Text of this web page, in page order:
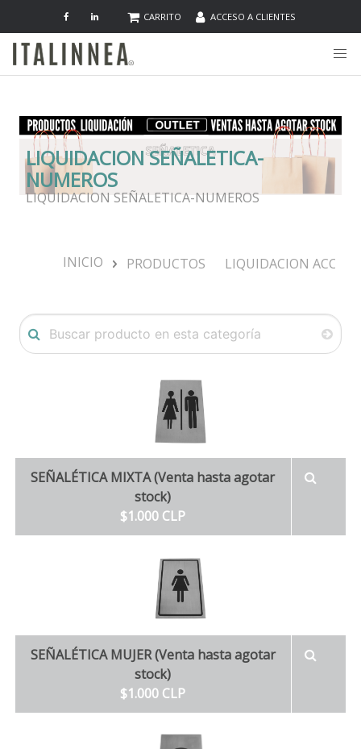
CARRITO ACCESO A CLIENTES
LIQUIDACION SEÑALETICA-
NUMEROS
LIQUIDACION SEÑALETICA-NUMEROS
INICIO PRODUCTOS LIQUIDACION
SEÑALÉTICA MIXTA (Venta hasta agotar
stock)
$1.000 CLP
SEÑALÉTICA MUJER (Venta hasta agotar
stock)
$1.000 CLP